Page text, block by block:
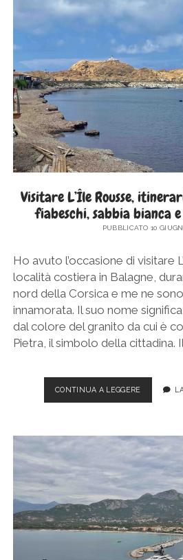
TOSCANA
VENETO
GERMANIA
GRECIA
PAESI BASSI
REPUBBLICA DI SAN
SLOVACCHIA
SPAGNA
SVEZIA
twitterfacebook
Visitare L’Île Rousse,
fiabeschi, sabbia bianca
PUBBLICATO 10
Ho avuto l’occasione di visitare
località costiera in Balagne,
nord della Corsica e me ne
innamorata. Il suo nome
dal colore del granito da cui è
Pietra, il simbolo della cittadina.
CONTINUA A LEGGERE VISITARE
L’ÎLE
PIEDI
TRA
VICOLI
FIABESCHI,
SABBIA
BIANCA
E
MARE